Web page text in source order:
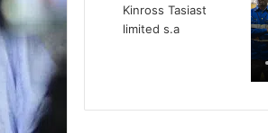
Kinross Tasiast
limited s.a